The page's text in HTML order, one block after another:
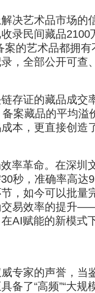
决艺术品市场的
录民间藏品2100
案的艺术品都拥
，全部公开可查
存证的藏品成交
案藏品的平均溢
本，更直接创造
率革命。在深圳
秒，准确率高达
，如今可以批量
交易效率的提升
AI赋能的新模式
专家的声誉，当
备了“高频”“大规